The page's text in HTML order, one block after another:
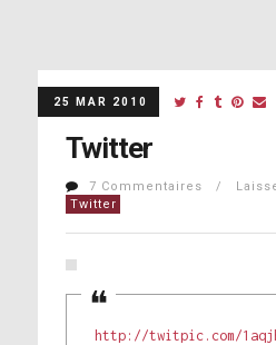
25 MAR 2010
Twitter
7 Commentaires /
Twitter
http://twitpic.com/